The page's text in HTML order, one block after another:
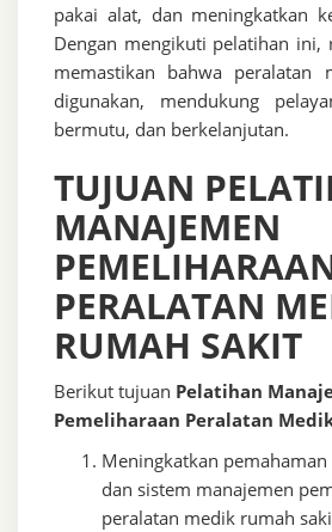
pakai alat, dan meningkatkan
Dengan mengikuti pelatihan ini,
memastikan bahwa peralatan
digunakan, mendukung
bermutu, dan berkelanjutan.
TUJUAN
MANAJEMEN
PERALATAN
RUMAH SAKIT
Berikut tujuan Pelatihan
Pemeliharaan Peralatan
Meningkatkan
dan sistem manajemen
peralatan medik rumah